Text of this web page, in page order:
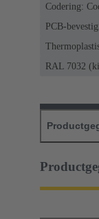
Codering:
PCB-
RAL 7032